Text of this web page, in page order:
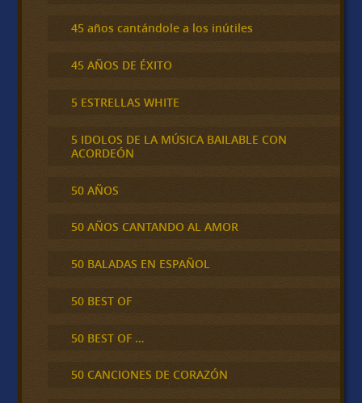
45 años cantándole a los inútiles
45 AÑOS DE ÉXITO
5 ESTRELLAS WHITE
5 IDOLOS DE LA MÚSICA BAILABLE CON
ACORDEÓN
50 AÑOS
50 AÑOS CANTANDO AL AMOR
50 BALADAS EN ESPAÑOL
50 BEST OF
50 BEST OF …
50 CANCIONES DE CORAZÓN